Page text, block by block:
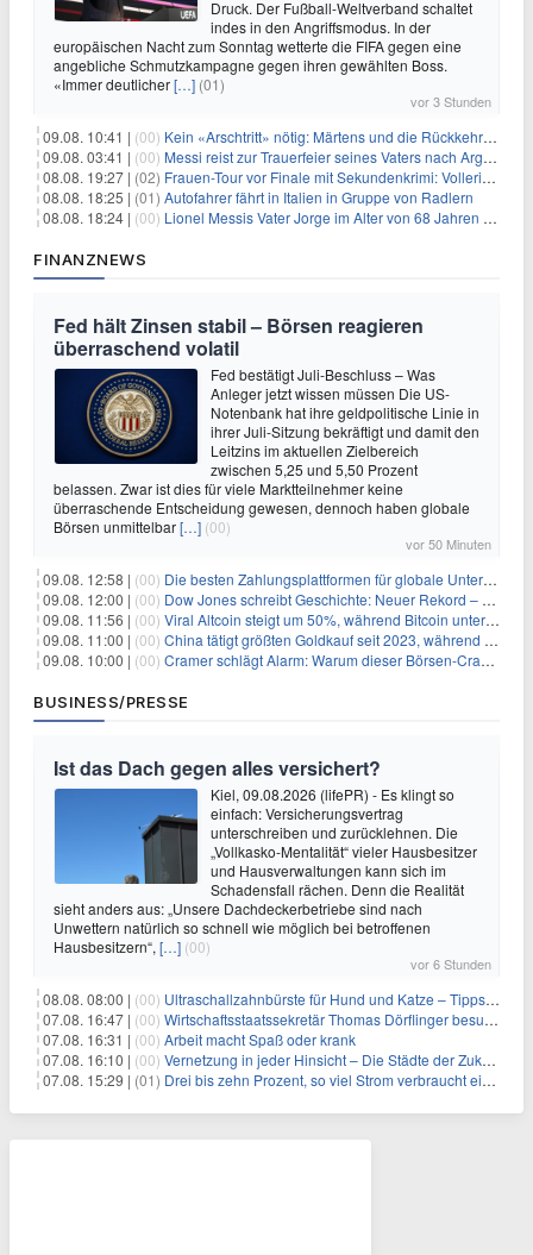
Druck. Der Fußball-Weltverband schaltet
indes in den Angriffsmodus. In der
europäischen Nacht zum Sonntag wetterte die FIFA gegen eine
angebliche Schmutzkampagne gegen ihren gewählten Boss.
«Immer deutlicher[…] (01)
vor 3 Stunden
09.08. 10:41 | (00) Kein «Arschtritt» nötig: Märtens und die Rückkehr nach Paris
09.08. 03:41 | (00) Messi reist zur Trauerfeier seines Vaters nach Argentinien
08.08. 19:27 | (02) Frauen-Tour vor Finale mit Sekundenkrimi: Vollering in Gelb
08.08. 18:25 | (01) Autofahrer fährt in Italien in Gruppe von Radlern
08.08. 18:24 | (00) Lionel Messis Vater Jorge im Alter von 68 Jahren gestorben
FINANZNEWS
Fed hält Zinsen stabil – Börsen reagieren
überraschend volatil
Fed bestätigt Juli-Beschluss – Was
Anleger jetzt wissen müssen Die US-
Notenbank hat ihre geldpolitische Linie in
ihrer Juli-Sitzung bekräftigt und damit den
Leitzins im aktuellen Zielbereich
zwischen 5,25 und 5,50 Prozent
belassen. Zwar ist dies für viele Marktteilnehmer keine
überraschende Entscheidung gewesen, dennoch haben globale
Börsen unmittelbar[…] (00)
vor 50 Minuten
09.08. 12:58 | (00) Die besten Zahlungsplattformen für globale Unternehmen im Jahr 2026
09.08. 12:00 | (00) Dow Jones schreibt Geschichte: Neuer Rekord – und Amazon knackt die nächste Billionen-Marke
09.08. 11:56 | (00) Viral Altcoin steigt um 50%, während Bitcoin unter $65.000 fällt
09.08. 11:00 | (00) China tätigt größten Goldkauf seit 2023, während Goldpreis um 8% steigt
09.08. 10:00 | (00) Cramer schlägt Alarm: Warum dieser Börsen-Crash die beste Einstiegschance seit Monaten ist
BUSINESS/PRESSE
Ist das Dach gegen alles versichert?
Kiel, 09.08.2026 (lifePR) - Es klingt so
einfach: Versicherungsvertrag
unterschreiben und zurücklehnen. Die
„Vollkasko-Mentalität“ vieler Hausbesitzer
und Hausverwaltungen kann sich im
Schadensfall rächen. Denn die Realität
sieht anders aus: „Unsere Dachdeckerbetriebe sind nach
Unwettern natürlich so schnell wie möglich bei betroffenen
Hausbesitzern“, […] (00)
vor 6 Stunden
08.08. 08:00 | (00) Ultraschallzahnbürste für Hund und Katze – Tipps zur erfolgreichen Eingewöhnung
07.08. 16:47 | (00) Wirtschaftsstaatssekretär Thomas Dörflinger besucht Handwerksbetrieb im Kammerbezirk Freiburg
07.08. 16:31 | (00) Arbeit macht Spaß oder krank
07.08. 16:10 | (00) Vernetzung in jeder Hinsicht – Die Städte der Zukunft sind grün-blau
07.08. 15:29 | (01) Drei bis zehn Prozent, so viel Strom verbraucht ein Aufzug im Gebäude